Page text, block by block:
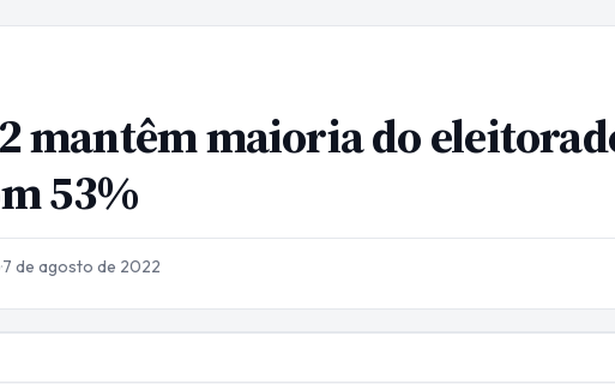
mantêm maioria do
53%
·7 de agosto de 2022